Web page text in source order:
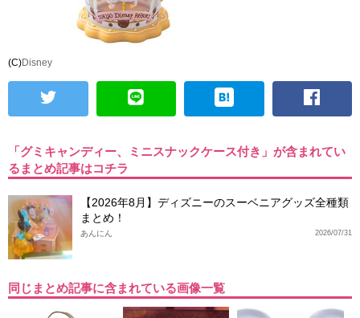
(C)Disney
「グミキャンディー、ミニスナックケース付き」が含まれてい
るまとめ記事はコチラ
【2026年8月】ディズニーのスーベニアグッズ全種類
まとめ！
2026/07/31
あんにん
同じまとめ記事に含まれている画像一覧